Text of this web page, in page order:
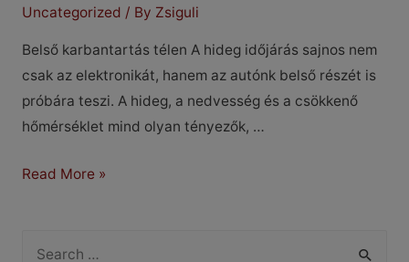
Uncategorized / By Zsiguli
Belső karbantartás télen A hideg időjárás sajnos nem
csak az elektronikát, hanem az autónk belső részét is
próbára teszi. A hideg, a nedvesség és a csökkenő
hőmérséklet mind olyan tényezők, …
Belső
Read More »